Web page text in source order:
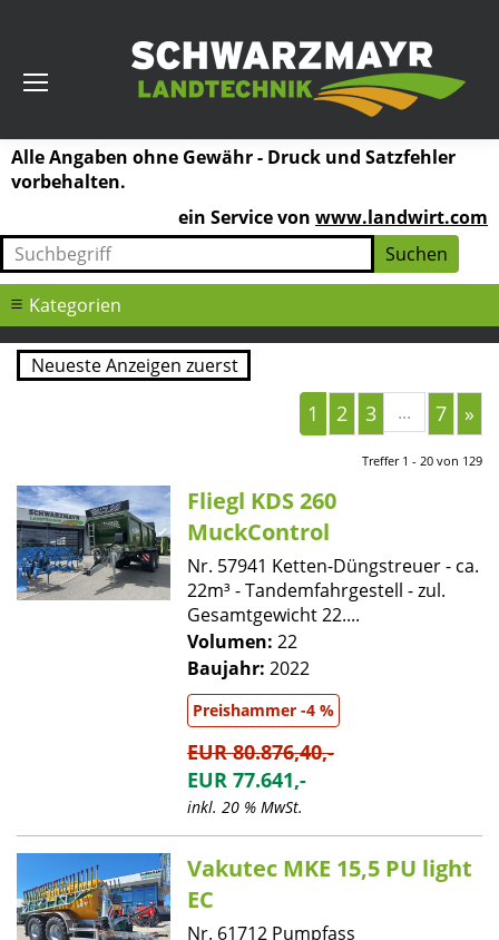
Kategorien
1 2 3 ... 7 »
Treffer 1 - 20 von 129
Fliegl KDS 260
MuckControl
Nr. 57941 Ketten-Düngstreuer - ca.
22m³ - Tandemfahrgestell - zul.
Gesamtgewicht 22....
Volumen: 22
Baujahr: 2022
Preishammer -4 %
EUR 80.876,40,-
EUR 77.641,-
inkl. 20 % MwSt.
Vakutec MKE 15,5 PU light
EC
Nr. 61712 Pumpfass
Alle Angaben ohne Gewähr - Druck und Satzfehler
vorbehalten.
ein Service von www.landwirt.com